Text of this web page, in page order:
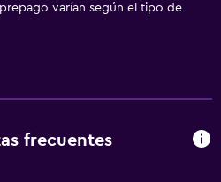
varían según el tipo de
frecuentes